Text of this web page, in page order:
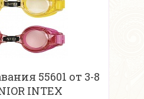
55601 от 3-8
INTEX